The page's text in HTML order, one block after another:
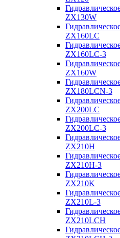
ZX130W
ZX160LC
ZX160LC-3
ZX160W
ZX180LCN-3
ZX200LC
ZX200LC-3
ZX210H
ZX210H-3
ZX210K
ZX210L-3
ZX210LCH